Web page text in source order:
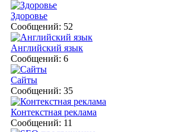
Здоровье
Сообщений: 52
Английский язык
Сообщений: 6
Сайты
Сообщений: 35
Контекстная реклама
Сообщений: 11